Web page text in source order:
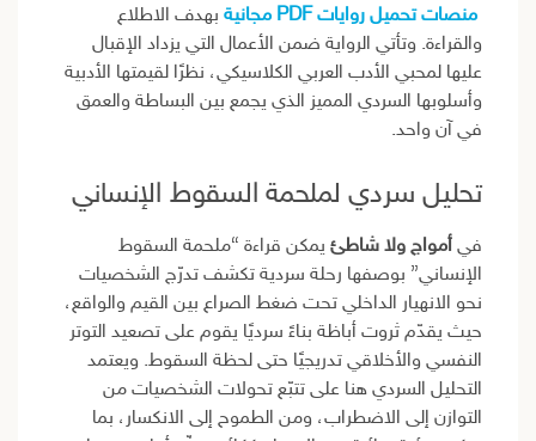
منصات تحميل روايات PDF مجانية
بهدف الاطلاع
والقراءة. وتأتي الرواية ضمن الأعمال التي يزداد الإقبال
عليها لمحبي الأدب العربي الكلاسيكي، نظرًا لقيمتها الأدبية
وأسلوبها السردي المميز الذي يجمع بين البساطة والعمق
في آن واحد.
تحليل سردي لملحمة السقوط الإنساني
في أمواج ولا شاطئ يمكن قراءة “ملحمة السقوط
الإنساني” بوصفها رحلة سردية تكشف تدرّج الشخصيات
نحو الانهيار الداخلي تحت ضغط الصراع بين القيم والواقع،
حيث يقدّم ثروت أباظة بناءً سرديًا يقوم على تصعيد التوتر
النفسي والأخلاقي تدريجيًا حتى لحظة السقوط. ويعتمد
التحليل السردي هنا على تتبّع تحولات الشخصيات من
التوازن إلى الاضطراب، ومن الطموح إلى الانكسار، بما